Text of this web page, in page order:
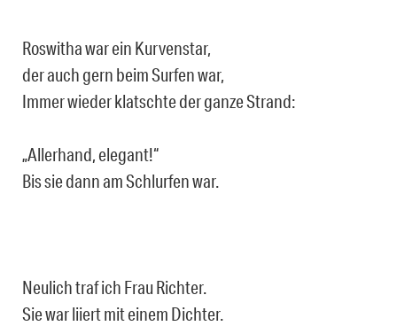
Roswitha war ein Kurvenstar,
der auch gern beim Surfen war,
Immer wieder klatschte der ganze Strand:
„Allerhand, elegant!“
Bis sie dann am Schlurfen war.
Neulich traf ich Frau Richter.
Sie war liiert mit einem Dichter.